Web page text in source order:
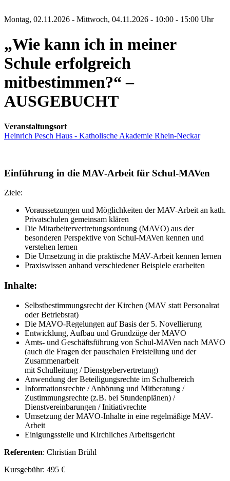
Montag, 02.11.2026 - Mittwoch, 04.11.2026 - 10:00 - 15:00 Uhr
„Wie kann ich in meiner
Schule erfolgreich
mitbestimmen?“ –
AUSGEBUCHT
Veranstaltungsort
Heinrich Pesch Haus - Katholische Akademie Rhein-Neckar
Einführung in die MAV-Arbeit für Schul-MAVen
Ziele:
Voraussetzungen und Möglichkeiten der MAV-Arbeit an kath.
Privatschulen gemeinsam klären
Die Mitarbeitervertretungsordnung (MAVO) aus der
besonderen Perspektive von Schul-MAVen kennen und
verstehen lernen
Die Umsetzung in die praktische MAV-Arbeit kennen lernen
Praxiswissen anhand verschiedener Beispiele erarbeiten
Inhalte:
Selbstbestimmungsrecht der Kirchen (MAV statt Personalrat
oder Betriebsrat)
Die MAVO-Regelungen auf Basis der 5. Novellierung
Entwicklung, Aufbau und Grundzüge der MAVO
Amts- und Geschäftsführung von Schul-MAVen nach MAVO
(auch die Fragen der pauschalen Freistellung und der
Zusammenarbeit
mit Schulleitung / Dienstgebervertretung)
Anwendung der Beteiligungsrechte im Schulbereich
Informationsrechte / Anhörung und Mitberatung /
Zustimmungsrechte (z.B. bei Stundenplänen) /
Dienstvereinbarungen / Initiativrechte
Umsetzung der MAVO-Inhalte in eine regelmäßige MAV-
Arbeit
Einigungsstelle und Kirchliches Arbeitsgericht
Referenten: Christian Brühl
Kursgebühr: 495 €